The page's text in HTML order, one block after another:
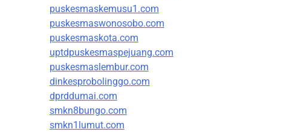
puskesmaskemusu1.com
puskesmaswonosobo.com
puskesmaskota.com
uptdpuskesmaspejuang.com
puskesmaslembur.com
dinkesprobolinggo.com
dprddumai.com
smkn8bungo.com
smkn1lumut.com